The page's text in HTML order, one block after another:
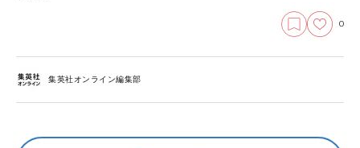
0
集英社オンライン編集部